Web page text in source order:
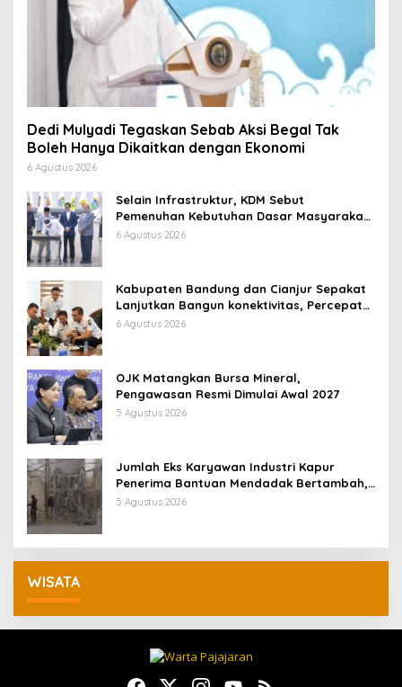
Dedi Mulyadi Tegaskan Sebab Aksi Begal Tak
Boleh Hanya Dikaitkan dengan Ekonomi
6 Agustus 2026
Selain Infrastruktur, KDM Sebut
Pemenuhan Kebutuhan Dasar Masyarakat
Jadi Fokus APBD Jabar 2027
6 Agustus 2026
Kabupaten Bandung dan Cianjur Sepakat
Lanjutkan Bangun konektivitas, Percepat
Pertumbuhan Ekonomi Daerah
6 Agustus 2026
OJK Matangkan Bursa Mineral,
Pengawasan Resmi Dimulai Awal 2027
5 Agustus 2026
Jumlah Eks Karyawan Industri Kapur
Penerima Bantuan Mendadak Bertambah,
KDM: Kita Identifikasi
5 Agustus 2026
WISATA